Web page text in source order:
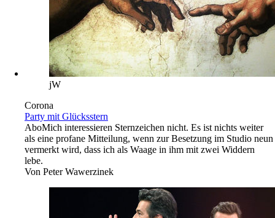
jW
Corona
Party mit Glücksstern
AboMich interessieren Sternzeichen nicht. Es ist nichts weiter
als eine profane Mitteilung, wenn zur Besetzung im Studio neun
vermerkt wird, dass ich als Waage in ihm mit zwei Widdern
lebe.
Von Peter Wawerzinek